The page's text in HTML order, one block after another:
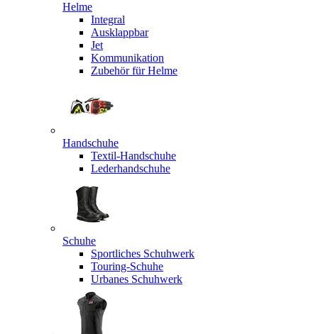
Helme
Integral
Ausklappbar
Jet
Kommunikation
Zubehör für Helme
Handschuhe
Textil-Handschuhe
Lederhandschuhe
Schuhe
Sportliches Schuhwerk
Touring-Schuhe
Urbanes Schuhwerk